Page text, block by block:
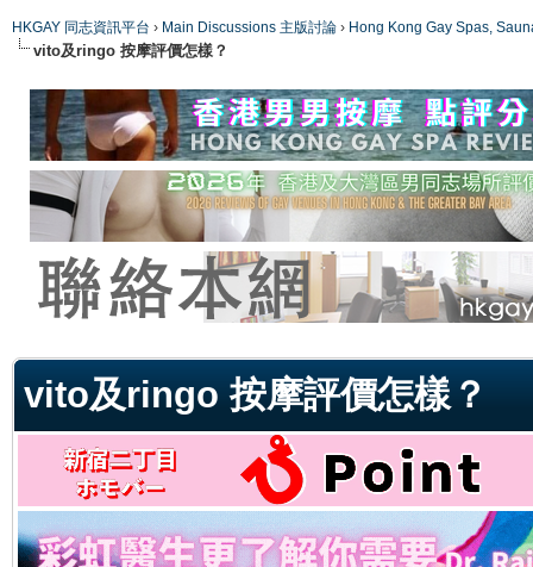
HKGAY 同志資訊平台 › Main Discussions 主版討論 › Hong Kong Gay Spas,
vito及ringo 按摩評價怎樣？
vito及ringo 按摩評價怎樣？